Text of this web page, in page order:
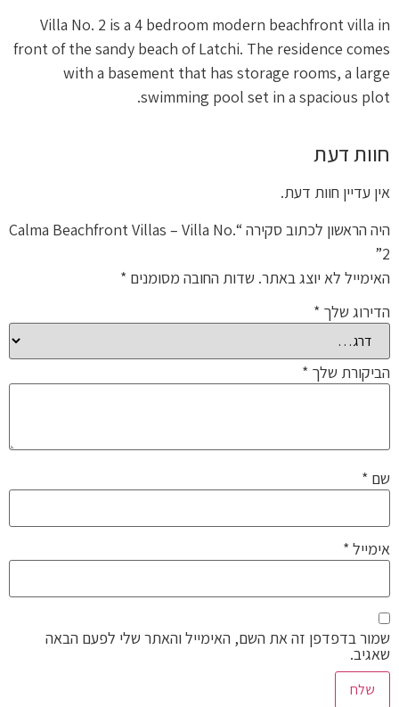
Villa No. 2 is a 4 bedroom modern beachfront villa in
front of the sandy beach of Latchi. The residence comes
with a basement that has storage rooms, a large
swimming pool set in a spacious plot.
חוות דעת
אין עדיין חוות דעת.
היה הראשון לכתוב סקירה “Calma Beachfront Villas – Villa No.
2”
האימייל לא יוצג באתר. שדות החובה מסומנים *
הדירוג שלך *
הביקורת שלך *
שם *
אימייל *
שמור בדפדפן זה את השם, האימייל והאתר שלי לפעם הבאה
שאגיב.